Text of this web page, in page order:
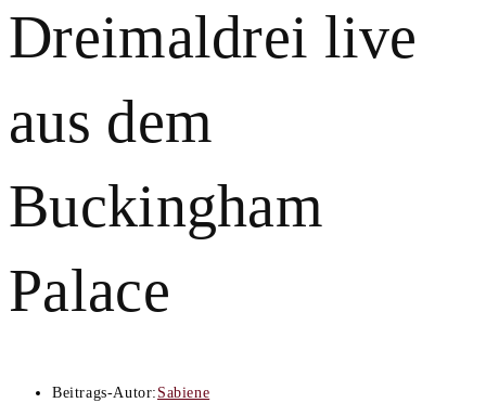
Dreimaldrei live
aus dem
Buckingham
Palace
Beitrags-Autor: Sabiene